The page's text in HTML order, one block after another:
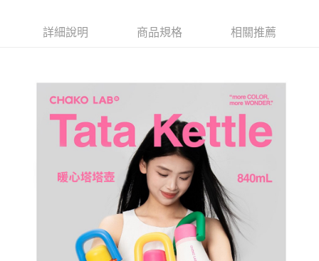
3.實際核准額度、可分期數及費用金額請依後續交易確認頁面所載為準。
【繳款方式說明】
1.分期款項不併入電信帳單，「大哥付你分期」於每月結算日後寄送繳費提
2.透過簡訊連結打開帳單後，可選擇「超商條碼／台灣大直營門市／銀行轉
帳／街口支付／iPASS MONEY」等通路繳費。
1.本服務係由「台灣大哥大股份有限公司」（以下簡稱本公司）所提供，讓
用戶於交易時，得透過本服務購買商品或服務，並由商店將買賣／分期付款
買賣價金債權讓與本公司後，依約使用本公司帳單繳交帳款。
2.基於同意付款使用「大哥付你分期」之契約關係目的，商店將以您的個人
資料（包含姓名、電話或地址）提供予台灣大哥大進項蒐集、處理及利用，
由本公司與您本人進行分期帳單所需資料之確認、核對及更正。
3.完整用戶服務條款，請詳閱以下連結：https://oppay.tw/userRule
AFTEE先享後付是「在收到商品之後才付款」的支付方式。 讓您購物簡單
便利好安心！
【「AFTEE先享後付」結帳流程】
１．於結帳方式選擇「AFTEE先享後付」後，將跳轉至「AFTEE先享後付」
結帳頁面，進行簡訊認證並確認金額後，即可完成結帳。
２．訂單成立數日內，您將收到繳費通知簡訊。
３．收到繳費通知簡訊後14天內，點擊此簡訊中的連結，可透過四大超商／
ATM／網路銀行／等多元方式進行付款，方視為交易完成。
※ 請注意：結帳手續完成當下不需立刻繳費，但若您需要取消訂單，請聯絡
購買商品的店家。未經商家同意取消之訂單仍視為有效，需透過AFTEE先享
※ 交易是否成功請以「AFTEE先享後付 」之結帳頁面顯示為準，若有關於
是否繳費成功／繳費後需取消欲退款等相關疑問，請聯繫「AFTEE先享後付
客戶支援中心」https://netprotections.freshdesk.com/support/home
全家取貨付款
每筆NT$80，滿NT$1,000(含以上)免運費
付款後全家取貨
每筆NT$80，滿NT$1,000(含以上)免運費
萊爾富取貨付款
每筆NT$80，滿NT$1,000(含以上)免運費
每筆NT$80，滿NT$1,000(含以上)免運費
詳細說明 商品規格 相關推薦